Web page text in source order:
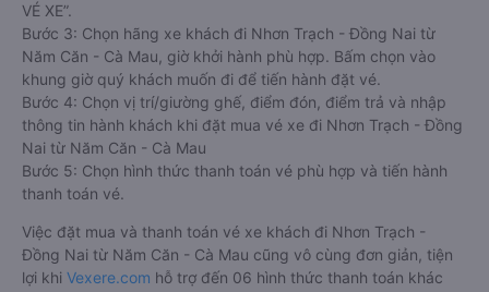
VÉ XE”.
Bước 3: Chọn hãng xe khách đi Nhơn Trạch - Đồng Nai từ
Năm Căn - Cà Mau, giờ khởi hành phù hợp. Bấm chọn vào
khung giờ quý khách muốn đi để tiến hành đặt vé.
Bước 4: Chọn vị trí/giường ghế, điểm đón, điểm trả và nhập
thông tin hành khách khi đặt mua vé xe đi Nhơn Trạch - Đồng
Nai từ Năm Căn - Cà Mau
Bước 5: Chọn hình thức thanh toán vé phù hợp và tiến hành
thanh toán vé.
Việc đặt mua và thanh toán vé xe khách đi Nhơn Trạch -
Đồng Nai từ Năm Căn - Cà Mau cũng vô cùng đơn giản, tiện
lợi khi Vexere.com hỗ trợ đến 06 hình thức thanh toán khác